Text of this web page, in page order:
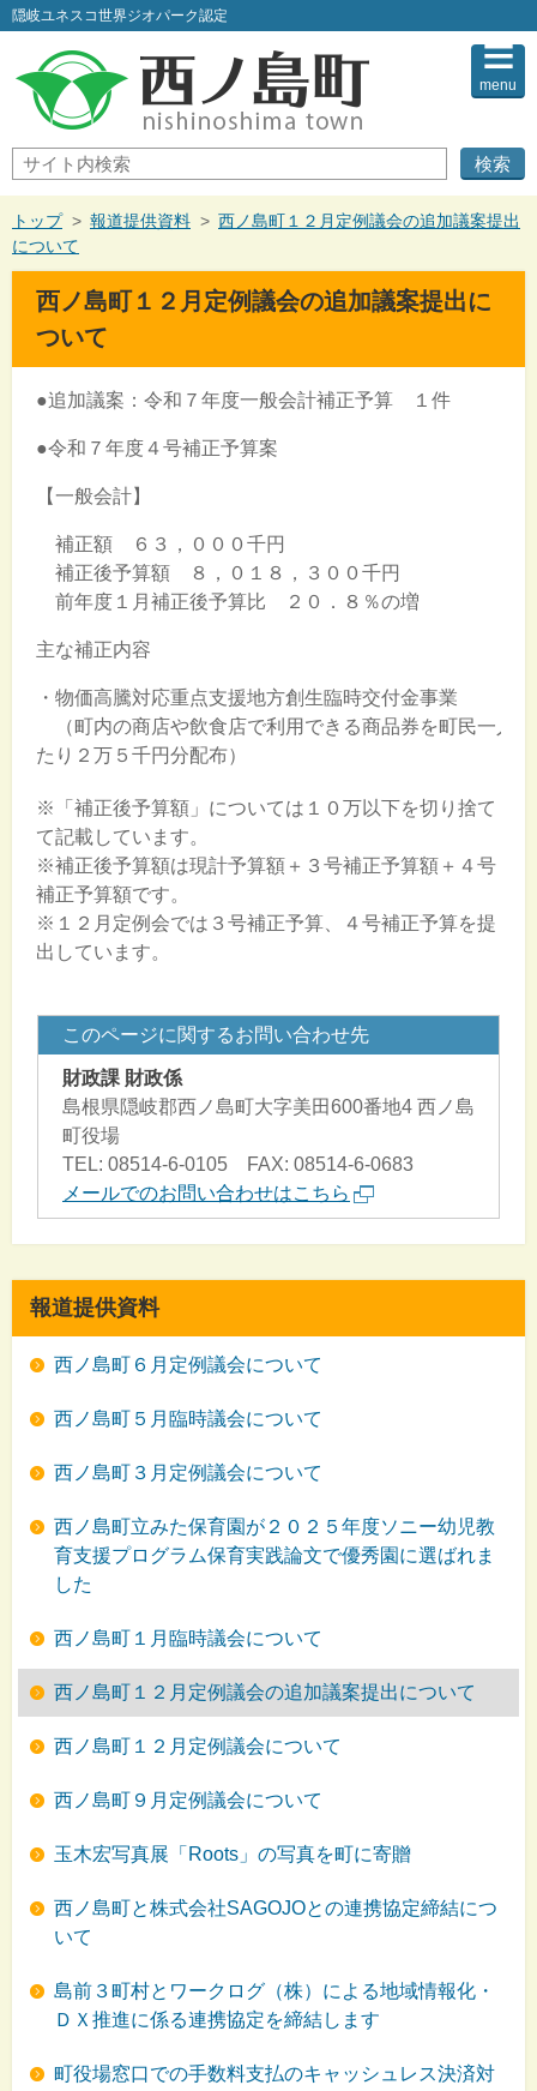
このページの本文へ
隠岐ユネスコ世界ジオパーク認定
サ
イ
ト
内
検
索
menu
現
在
の
トップ > 報道提供資料 > 西ノ島町１２月定例議会の追加議案提出
について
西ノ島町１２月定例議会の追加議案提出に
ついて
●追加議案：令和７年度一般会計補正予算 １件
●令和７年度４号補正予算案
【一般会計】
補正額 ６３，０００千円
補正後予算額 ８，０１８，３００千円
前年度１月補正後予算比 ２０．８％の増
主な補正内容
・物価高騰対応重点支援地方創生臨時交付金事業
（町内の商店や飲食店で利用できる商品券を町民一人あ
たり２万５千円分配布）
※「補正後予算額」については１０万以下を切り捨て
て記載しています。
※補正後予算額は現計予算額＋３号補正予算額＋４号
補正予算額です。
※１２月定例会では３号補正予算、４号補正予算を提
出しています。
このページに関するお問い合わせ先
財政課 財政係
島根県隠岐郡西ノ島町大字美田600番地4 西ノ島
町役場
TEL: 08514-6-0105 FAX: 08514-6-0683
メールでのお問い合わせはこちら
報道提供資料
西ノ島町６月定例議会について
西ノ島町５月臨時議会について
西ノ島町３月定例議会について
西ノ島町立みた保育園が２０２５年度ソニー幼児教
育支援プログラム保育実践論文で優秀園に選ばれま
した
西ノ島町１月臨時議会について
西ノ島町１２月定例議会の追加議案提出について
西ノ島町１２月定例議会について
西ノ島町９月定例議会について
玉木宏写真展「Roots」の写真を町に寄贈
西ノ島町と株式会社SAGOJOとの連携協定締結につ
いて
島前３町村とワークログ（株）による地域情報化・
ＤＸ推進に係る連携協定を締結します
町役場窓口での手数料支払のキャッシュレス決済対